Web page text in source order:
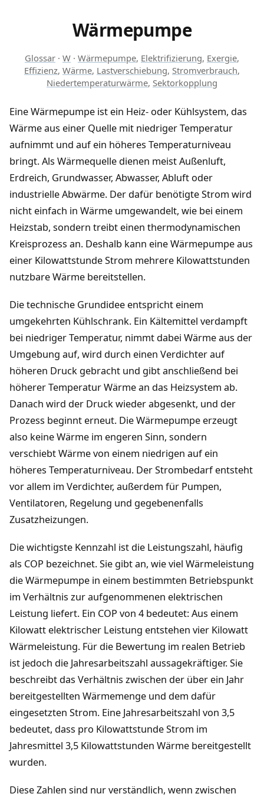
Wärmepumpe
Glossar · W · Wärmepumpe, Elektrifizierung, Exergie,
Effizienz, Wärme, Lastverschiebung, Stromverbrauch,
Niedertemperaturwärme, Sektorkopplung
Eine Wärmepumpe ist ein Heiz- oder Kühlsystem, das
Wärme aus einer Quelle mit niedriger Temperatur
aufnimmt und auf ein höheres Temperaturniveau
bringt. Als Wärmequelle dienen meist Außenluft,
Erdreich, Grundwasser, Abwasser, Abluft oder
industrielle Abwärme. Der dafür benötigte Strom wird
nicht einfach in Wärme umgewandelt, wie bei einem
Heizstab, sondern treibt einen thermodynamischen
Kreisprozess an. Deshalb kann eine Wärmepumpe aus
einer Kilowattstunde Strom mehrere Kilowattstunden
nutzbare Wärme bereitstellen.
Die technische Grundidee entspricht einem
umgekehrten Kühlschrank. Ein Kältemittel verdampft
bei niedriger Temperatur, nimmt dabei Wärme aus der
Umgebung auf, wird durch einen Verdichter auf
höheren Druck gebracht und gibt anschließend bei
höherer Temperatur Wärme an das Heizsystem ab.
Danach wird der Druck wieder abgesenkt, und der
Prozess beginnt erneut. Die Wärmepumpe erzeugt
also keine Wärme im engeren Sinn, sondern
verschiebt Wärme von einem niedrigen auf ein
höheres Temperaturniveau. Der Strombedarf entsteht
vor allem im Verdichter, außerdem für Pumpen,
Ventilatoren, Regelung und gegebenenfalls
Zusatzheizungen.
Die wichtigste Kennzahl ist die Leistungszahl, häufig
als COP bezeichnet. Sie gibt an, wie viel Wärmeleistung
die Wärmepumpe in einem bestimmten Betriebspunkt
im Verhältnis zur aufgenommenen elektrischen
Leistung liefert. Ein COP von 4 bedeutet: Aus einem
Kilowatt elektrischer Leistung entstehen vier Kilowatt
Wärmeleistung. Für die Bewertung im realen Betrieb
ist jedoch die Jahresarbeitszahl aussagekräftiger. Sie
beschreibt das Verhältnis zwischen der über ein Jahr
bereitgestellten Wärmemenge und dem dafür
eingesetzten Strom. Eine Jahresarbeitszahl von 3,5
bedeutet, dass pro Kilowattstunde Strom im
Jahresmittel 3,5 Kilowattstunden Wärme bereitgestellt
wurden.
Diese Zahlen sind nur verständlich, wenn zwischen